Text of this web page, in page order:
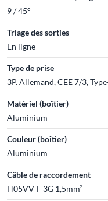
9 / 45°
Triage des sorties
En ligne
Type de prise
3P. Allemand, CEE 7/3,
Matériel (boîtier)
Aluminium
Couleur (boîtier)
Aluminium
Câble de raccordement
H05VV-F 3G 1,5mm²